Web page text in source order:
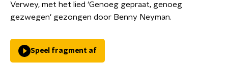
Verwey, met het lied 'Genoeg gepraat, genoeg
gezwegen' gezongen door Benny Neyman.
Speel fragment af